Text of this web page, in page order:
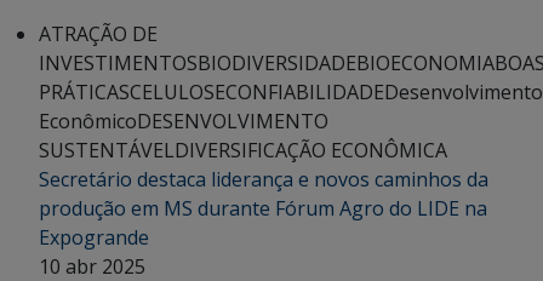
ATRAÇÃO DE
INVESTIMENTOSBIODIVERSIDADEBIOECONOMIA
PRÁTICASCELULOSECONFIABILIDADEDesenvolvimento
EconômicoDESENVOLVIMENTO
SUSTENTÁVELDIVERSIFICAÇÃO ECONÔMICA
Secretário destaca liderança e novos caminhos da
produção em MS durante Fórum Agro do LIDE na
Expogrande
10 abr 2025